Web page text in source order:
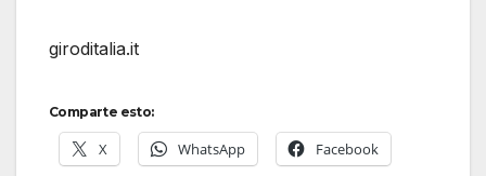
giroditalia.it
Comparte esto:
X WhatsApp Facebook